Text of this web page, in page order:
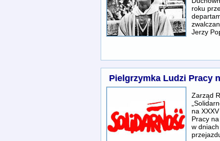
roku
Jerzy
Pielgrzymka Ludzi Pracy
Zarząd
na
Pracy
w